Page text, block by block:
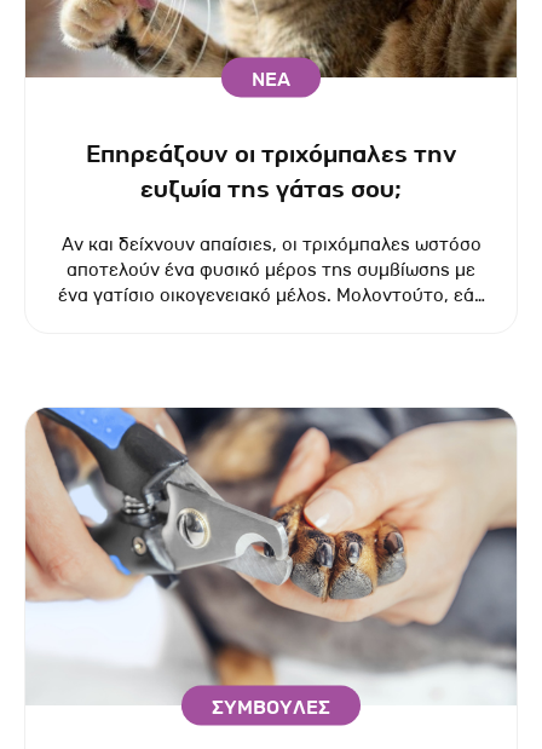
ΝΕΑ
Επηρεάζουν οι τριχόμπαλες την
ευζωία της γάτας σου;
Αν και δείχνουν απαίσιες, οι τριχόμπαλες ωστόσο
αποτελούν ένα φυσικό μέρος της συμβίωσης με
ένα γατίσιο οικογενειακό μέλος. Μολοντούτο, εάν
ΣΥΜΒΟΥΛΕΣ